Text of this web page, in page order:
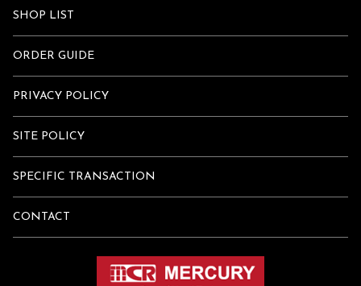
SHOP LIST
ORDER GUIDE
PRIVACY POLICY
SITE POLICY
SPECIFIC TRANSACTION
CONTACT